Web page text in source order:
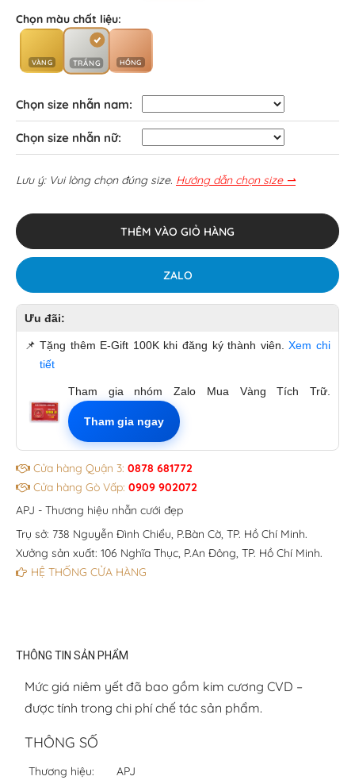
Chọn màu chất liệu:
VÀNG TRẮNG HỒNG
Chọn size nhẫn nam:
Chọn size nhẫn nữ:
Lưu ý: Vui lòng chọn đúng size. Hướng dẫn chọn size ⇀
THÊM VÀO GIỎ HÀNG
ZALO
Ưu đãi:
📌 Tặng thêm E-Gift 100K khi đăng ký thành viên.Xem chi
tiết
Tham gia nhóm Zalo Mua Vàng Tích Trữ.
Tham gia ngay
Cửa hàng Quận 3: 0878 681772
Cửa hàng Gò Vấp: 0909 902072
APJ - Thương hiệu nhẫn cưới đẹp
Trụ sở: 738 Nguyễn Đình Chiểu, P.Bàn Cờ, TP. Hồ Chí Minh.
Xưởng sản xuất: 106 Nghĩa Thục, P.An Đông, TP. Hồ Chí Minh.
HỆ THỐNG CỬA HÀNG
THÔNG TIN SẢN PHẨM
Mức giá niêm yết đã bao gồm kim cương CVD –
được tính trong chi phí chế tác sản phẩm.
THÔNG SỐ
Thương hiệu:
APJ